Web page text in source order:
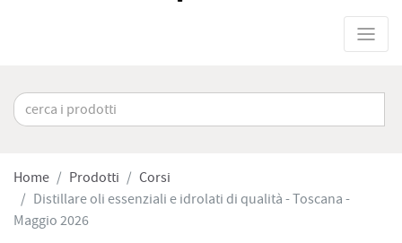
Home Prodotti
Corsi
Distillare oli essenziali e idrolati di qualità - Toscana -
Maggio 2026